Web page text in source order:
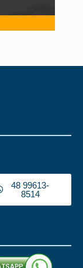
48 99613-
8514